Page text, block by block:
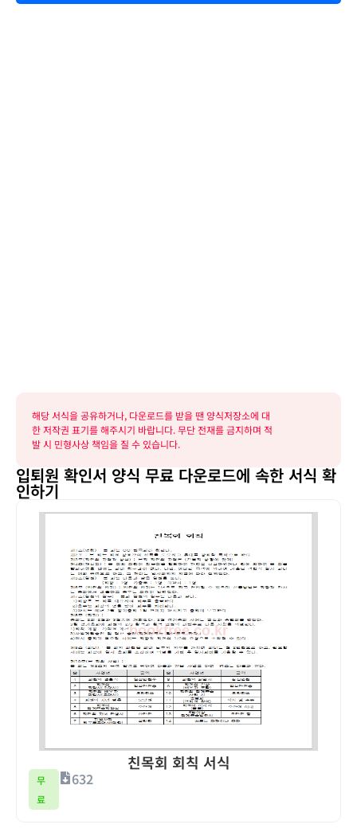
해당 서식을 공유하거나, 다운로드를 받을 땐 양식저장소에 대
한 저작권 표기를 해주시기 바랍니다. 무단 전재를 금지하며 적
발 시 민형사상 책임을 질 수 있습니다.
입퇴원 확인서 양식 무료 다운로드에 속한 서식 확
인하기
친목회 회칙 서식
무
료
632